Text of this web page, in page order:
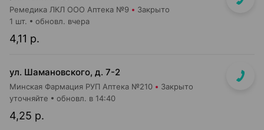
Ремедика ЛКЛ ООО Аптека №9 Закрыто
4,11 р.
1 шт. обновл. вчера
ул. Шамановского, д. 7-2
Минская Фармация РУП Аптека №210 Закрыто
4,25 р.
уточняйте обновл. в 14:40